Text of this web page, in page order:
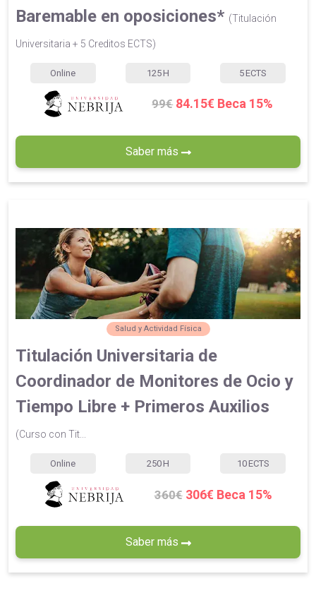
Baremable en oposiciones* (Titulación
Universitaria + 5 Creditos ECTS)
Online 125 H 5 ECTS
99€ 84.15€ Beca 15%
Saber más
Salud y Actividad Física
Titulación Universitaria de
Coordinador de Monitores de Ocio y
Tiempo Libre + Primeros Auxilios
(Curso con Tit...
Online 250 H 10 ECTS
360€ 306€ Beca 15%
Saber más